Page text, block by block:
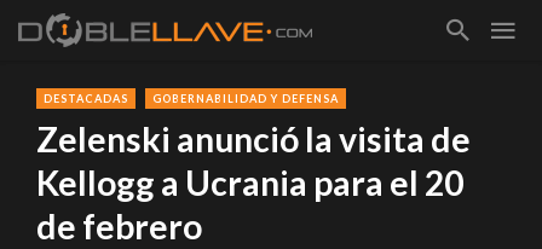
DESTACADAS GOBERNABILIDAD Y DEFENSA
Zelenski anunció la visita de
Kellogg a Ucrania para el 20
de febrero